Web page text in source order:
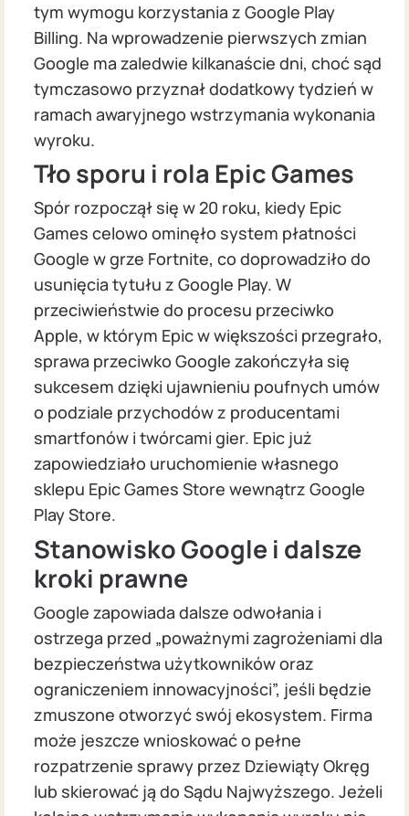
tym wymogu korzystania z Google Play
Billing. Na wprowadzenie pierwszych zmian
Google ma zaledwie kilkanaście dni, choć sąd
tymczasowo przyznał dodatkowy tydzień w
ramach awaryjnego wstrzymania wykonania
wyroku.
Tło sporu i rola Epic Games
Spór rozpoczął się w 20 roku, kiedy Epic
Games celowo ominęło system płatności
Google w grze Fortnite, co doprowadziło do
usunięcia tytułu z Google Play. W
przeciwieństwie do procesu przeciwko
Apple, w którym Epic w większości przegrało,
sprawa przeciwko Google zakończyła się
sukcesem dzięki ujawnieniu poufnych umów
o podziale przychodów z producentami
smartfonów i twórcami gier. Epic już
zapowiedziało uruchomienie własnego
sklepu Epic Games Store wewnątrz Google
Play Store.
Stanowisko Google i dalsze
kroki prawne
Google zapowiada dalsze odwołania i
ostrzega przed „poważnymi zagrożeniami dla
bezpieczeństwa użytkowników oraz
ograniczeniem innowacyjności”, jeśli będzie
zmuszone otworzyć swój ekosystem. Firma
może jeszcze wnioskować o pełne
rozpatrzenie sprawy przez Dziewiąty Okręg
lub skierować ją do Sądu Najwyższego. Jeżeli